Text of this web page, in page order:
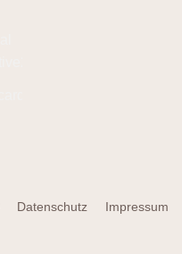
Datenschutz Impressum